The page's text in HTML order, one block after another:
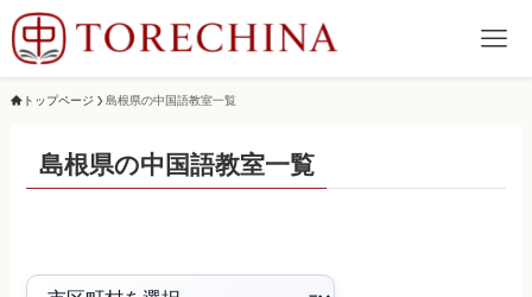
トップページ 島根県の中国語教室一覧
島根県の中国語教室一覧